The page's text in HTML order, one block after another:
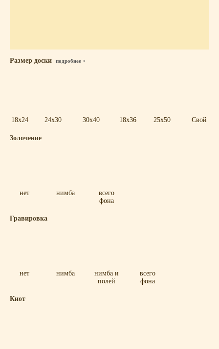
Размер доски подробнее >
18x24 24x30 30x40 18x36 25x50 Свой
Золочение
нет нимба
всего
фона
Гравировка
нет нимба
нимба и
полей
всего
фона
Киот